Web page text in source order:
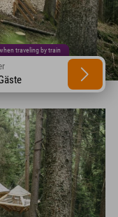
traveling by train